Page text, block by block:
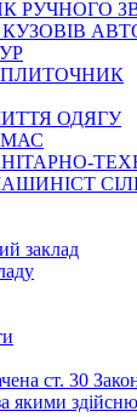
РУЧНОГО
ОДЯГУ
заклад
ст. 30
якими